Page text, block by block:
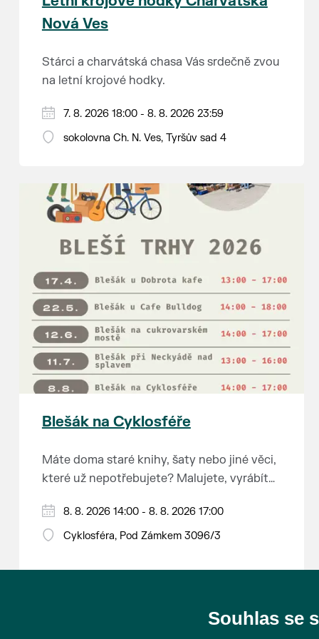
Nová Ves
Stárci a charvátská chasa Vás srdečně zvou
na letní krojové hodky.
PÁTEK 7. srpna
18:00 - ruční stavění máje
14:00 - krojový průvod pro stárky od
hostince “U Buvola”
16:00 - odpolední zábava na sokolovně
21:00 - večerní zábava
K tanci a poslechu bude hrát DH
Lanžhotčané.
Těšíme se na Vás!
7. 8. 2026 18:00 - 8. 8. 2026 23:59
sokolovna Ch. N. Ves, Tyršův sad 4
Blešák na Cyklosféře
Máte doma staré knihy, šaty nebo jiné věci,
které už nepotřebujete? Malujete, vyrábíte
Chcete se zbavit staré sbírky, která
zbytečně leží na půdě? Překáží vám ve
Anebo byste rádi našli poklady za pár
Prodejce prosíme tradičně o příchod 30
8. 8. 2026 14:00 - 8. 8. 2026 17:00
Cyklosféra, Pod Zámkem 3096/3
Souhlas se